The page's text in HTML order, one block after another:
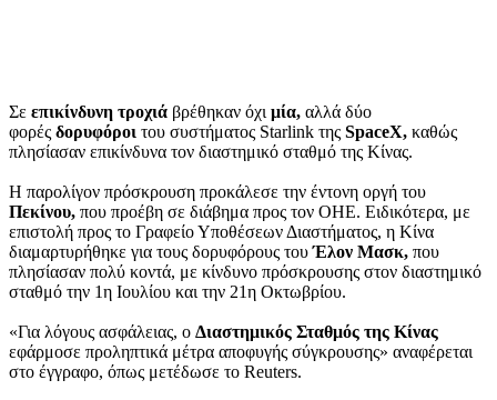
Σε επικίνδυνη τροχιά βρέθηκαν όχι μία, αλλά δύο
φορές δορυφόροι του συστήματος Starlink της SpaceX, καθώς
πλησίασαν επικίνδυνα τον διαστημικό σταθμό της Κίνας.
Η παρολίγον πρόσκρουση προκάλεσε την έντονη οργή του
Πεκίνου, που προέβη σε διάβημα προς τον ΟΗΕ. Ειδικότερα, με
επιστολή προς το Γραφείο Υποθέσεων Διαστήματος, η Κίνα
διαμαρτυρήθηκε για τους δορυφόρους τουΈλον Μασκ, που
πλησίασαν πολύ κοντά, με κίνδυνο πρόσκρουσης στον διαστημικό
σταθμό την 1η Ιουλίου και την 21η Οκτωβρίου.
«Για λόγους ασφάλειας, ο Διαστημικός Σταθμός της Κίνας
εφάρμοσε προληπτικά μέτρα αποφυγής σύγκρουσης» αναφέρεται
στο έγγραφο, όπως μετέδωσε το Reuters.